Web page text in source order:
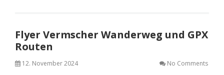
Flyer Vermscher Wanderweg und GPX
Routen
12. November 2024 No Comments